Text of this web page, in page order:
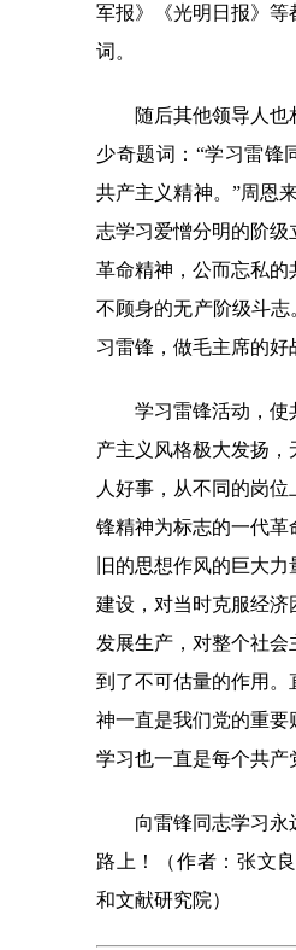
军报》《光明日报》等
词。
随后其他领导人也
少奇题词：“学习雷锋
共产主义精神。”周恩
志学习爱憎分明的阶级
革命精神，公而忘私的
不顾身的无产阶级斗志
习雷锋，做毛主席的好
学习雷锋活动，使
产主义风格极大发扬
人好事，从不同的岗
锋精神为标志的一代革
旧的思想作风的巨大
建设，对当时克服经济
发展生产，对整个社会
到了不可估量的作用。
神一直是我们党的重要
学习也一直是每个共产
向雷锋同志学习永
路上！（作者：张文
和文献研究院）